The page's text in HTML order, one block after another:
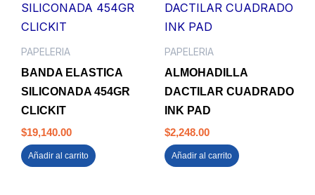
PAPELERIA
BANDA ELASTICA
SILICONADA 454GR
CLICKIT
$19,140.00
Añadir al carrito
PAPELERIA
ALMOHADILLA
DACTILAR CUADRADO
INK PAD
$2,248.00
Añadir al carrito